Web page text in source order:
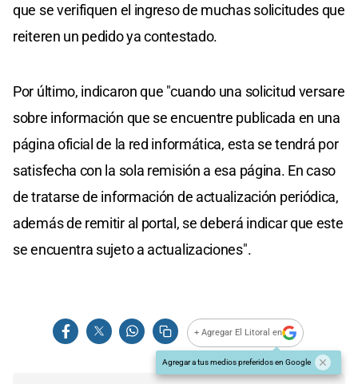
que se verifiquen el ingreso de muchas solicitudes que
reiteren un pedido ya contestado.
Por último, indicaron que "cuando una solicitud versare
sobre información que se encuentre publicada en una
página oficial de la red informática, esta se tendrá por
satisfecha con la sola remisión a esa página. En caso
de tratarse de información de actualización periódica,
además de remitir al portal, se deberá indicar que este
se encuentra sujeto a actualizaciones".
+ Agregar El Litoral en
Agregar a tus medios preferidos en Google